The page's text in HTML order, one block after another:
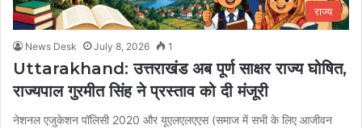
राज्य
News Desk July 8, 2026 1
Uttarakhand: उत्तराखंड अब पूर्ण साक्षर राज्य घोषित,
राज्यपाल गुरमीत सिंह ने प्रस्ताव को दी मंजूरी
नेशनल एजुकेशन पॉलिसी 2020 और यूएलएलएएस (समाज में सभी के लिए आजीवन